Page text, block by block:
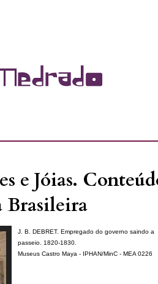
e Jóias.
Brasileira
J. B. DEBRET. Empregado do governo saindo a
passeio. 1820-1830.
Museus Castro Maya - IPHAN/MinC - MEA 0226